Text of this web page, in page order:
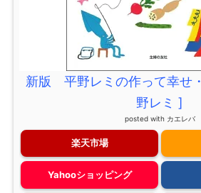
新版 平野レミの作って幸せ
野レミ ]
posted with カエレバ
楽天市場
Yahooショッピング